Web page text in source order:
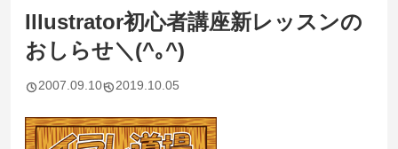
Illustrator初心者講座新レッスンの
おしらせ＼(^｡^)
2007.09.10 2019.10.05